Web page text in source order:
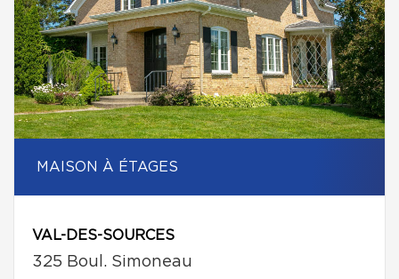
MAISON À ÉTAGES
VAL-DES-SOURCES
325 Boul. Simoneau